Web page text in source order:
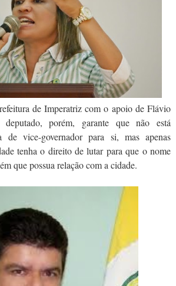
de Imperatriz com o apoio de Flávio
porém, garante que não está
de vice-governador para si, mas apenas
tenha o direito de lutar para que o nome
que possua relação com a cidade.